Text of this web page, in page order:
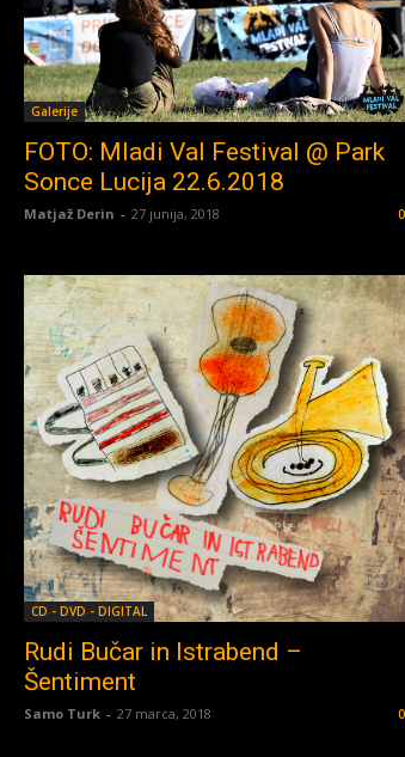
Galerije
FOTO: Mladi Val Festival @ Park
Sonce Lucija 22.6.2018
Matjaž Derin - 27 junija, 2018 0
CD - DVD - DIGITAL
Rudi Bučar in Istrabend –
Šentiment
Samo Turk - 27 marca, 2018 0